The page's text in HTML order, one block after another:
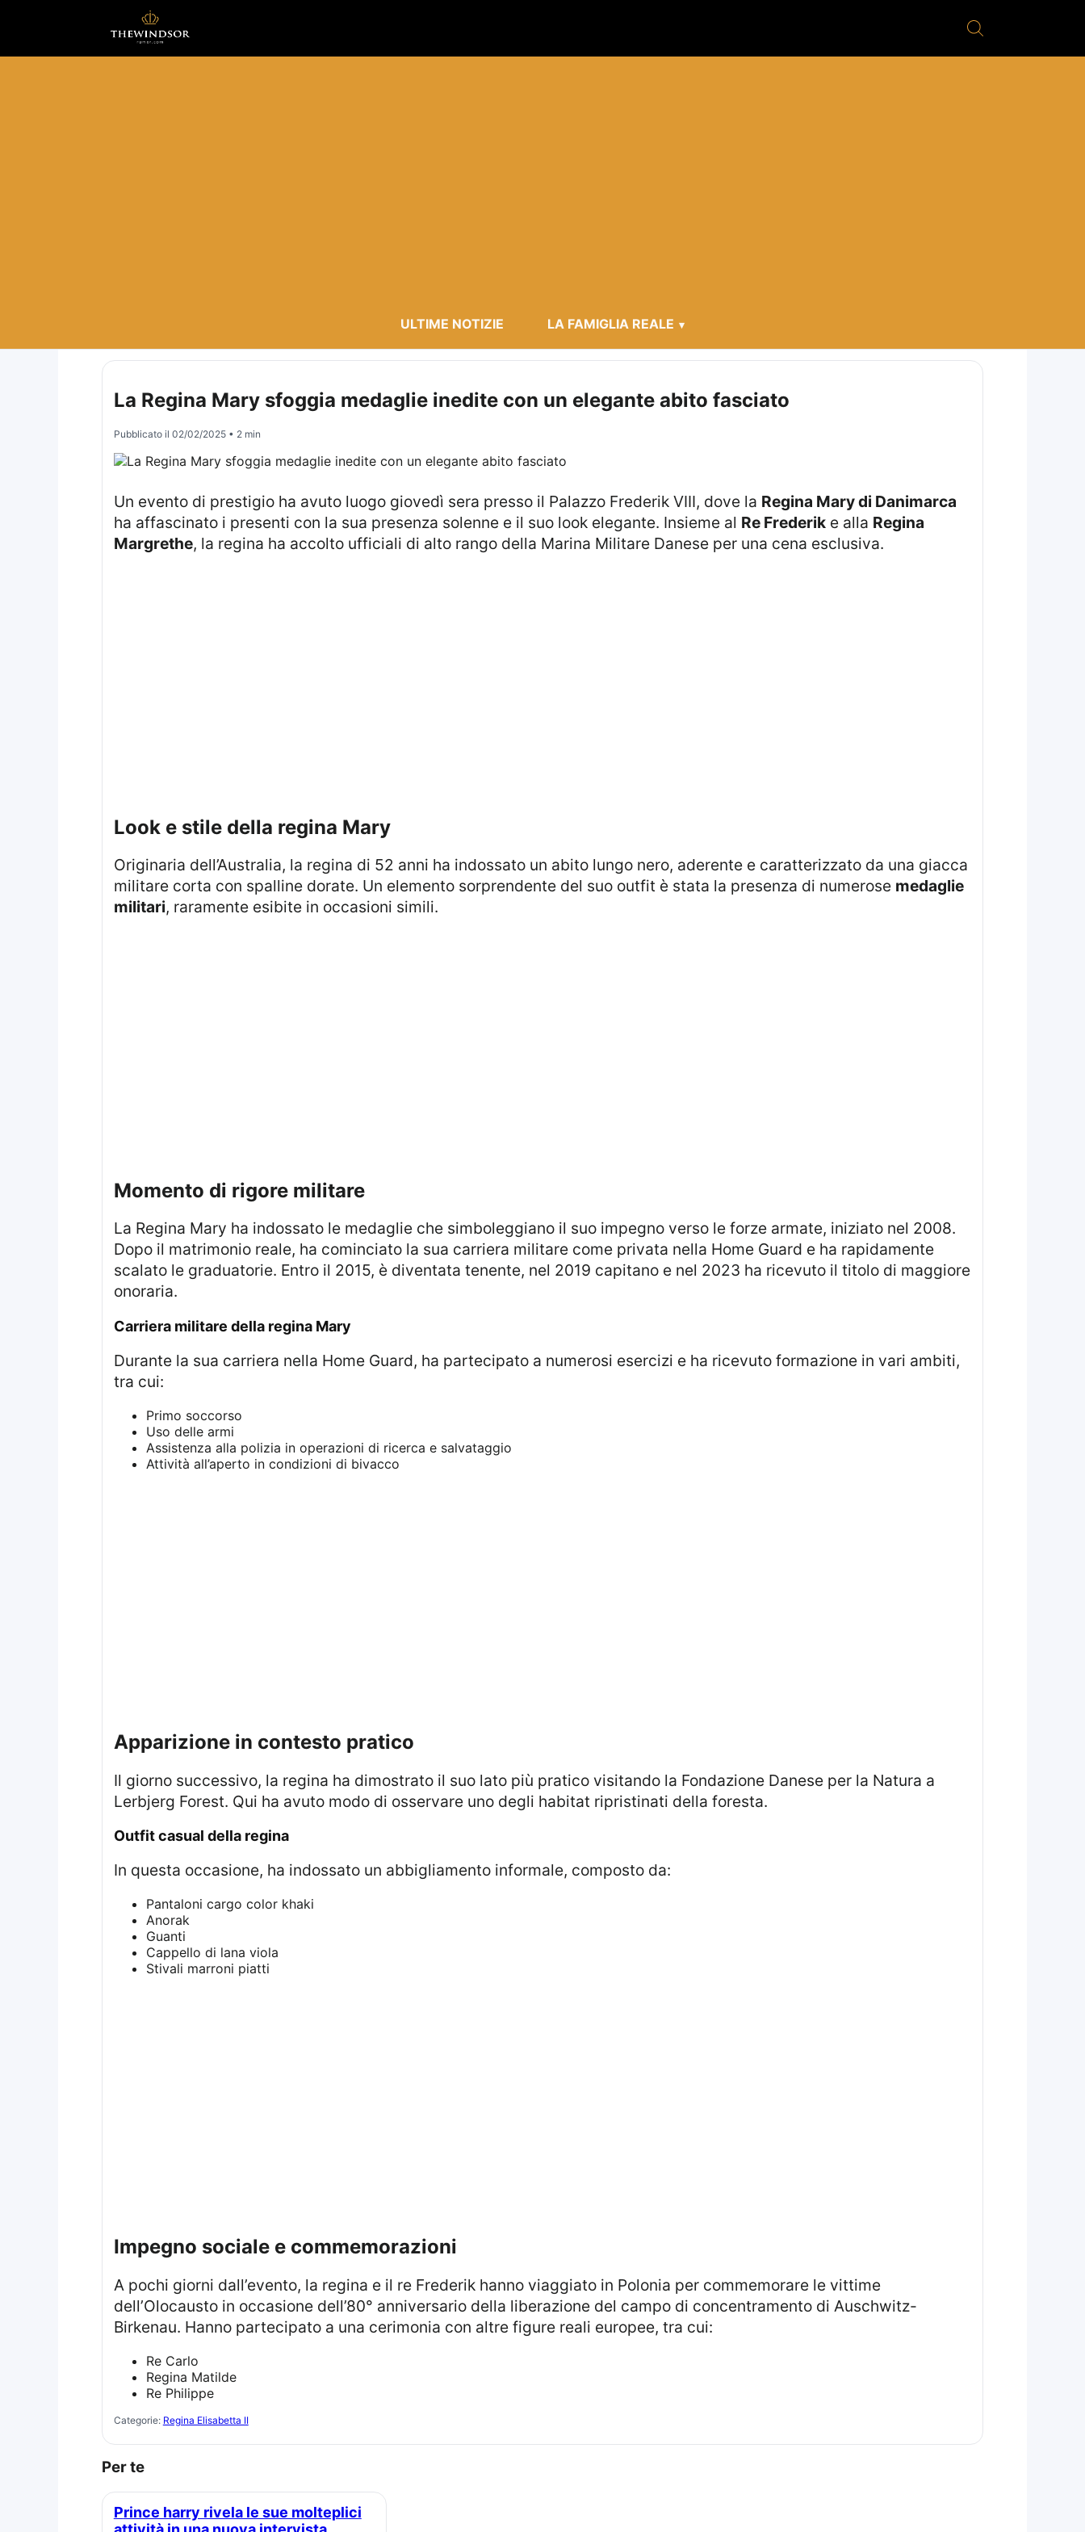
ULTIME NOTIZIE LA FAMIGLIA REALE
La Regina Mary sfoggia medaglie inedite con un elegante abito fasciato
Pubblicato il 02/02/2025• 2 min
Un evento di prestigio ha avuto luogo giovedì sera presso il Palazzo Frederik VIII, dove la Regina Mary di Danimarca
ha affascinato i presenti con la sua presenza solenne e il suo look elegante. Insieme al Re Frederike alla Regina
Margrethe, la regina ha accolto ufficiali di alto rango della Marina Militare Danese per una cena esclusiva.
Look e stile della regina Mary
Originaria dell’Australia, la regina di 52 anni ha indossato un abito lungo nero, aderente e caratterizzato da una giacca
militare corta con spalline dorate. Un elemento sorprendente del suo outfit è stata la presenza di numerose medaglie
militari, raramente esibite in occasioni simili.
Momento di rigore militare
La Regina Mary ha indossato le medaglie che simboleggiano il suo impegno verso le forze armate, iniziato nel 2008.
Dopo il matrimonio reale, ha cominciato la sua carriera militare come privata nella Home Guard e ha rapidamente
scalato le graduatorie. Entro il 2015, è diventata tenente, nel 2019 capitano e nel 2023 ha ricevuto il titolo di maggiore
onoraria.
Carriera militare della regina Mary
Durante la sua carriera nella Home Guard, ha partecipato a numerosi esercizi e ha ricevuto formazione in vari ambiti,
tra cui:
Primo soccorso
Uso delle armi
Assistenza alla polizia in operazioni di ricerca e salvataggio
Attività all’aperto in condizioni di bivacco
Apparizione in contesto pratico
Il giorno successivo, la regina ha dimostrato il suo lato più pratico visitando la Fondazione Danese per la Natura a
Lerbjerg Forest. Qui ha avuto modo di osservare uno degli habitat ripristinati della foresta.
Outfit casual della regina
In questa occasione, ha indossato un abbigliamento informale, composto da:
Pantaloni cargo color khaki
Anorak
Guanti
Cappello di lana viola
Stivali marroni piatti
Impegno sociale e commemorazioni
A pochi giorni dall’evento, la regina e il re Frederik hanno viaggiato in Polonia per commemorare le vittime
dell’Olocausto in occasione dell’80° anniversario della liberazione del campo di concentramento di Auschwitz-
Birkenau. Hanno partecipato a una cerimonia con altre figure reali europee, tra cui:
Re Carlo
Regina Matilde
Re Philippe
Categorie: Regina Elisabetta II
Per te
Prince harry rivela le sue molteplici